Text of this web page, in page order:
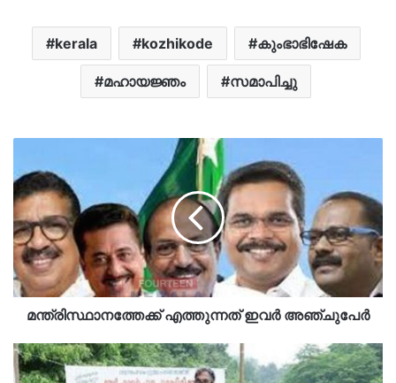
kerala kozhikode കുംഭാഭിഷേക
മഹായജ്ഞം സമാപിച്ചു
മന്ത്രിസ്ഥാനത്തേക്ക് എത്തുന്നത് ഇവർ അഞ്ചുപേർ